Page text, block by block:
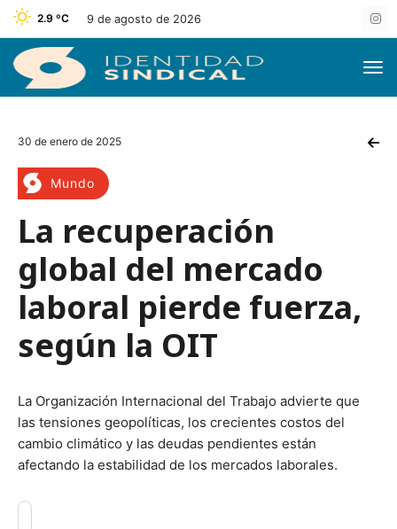
2.9 ºC 9 de agosto de 2026
30 de enero de 2025
Mundo
La recuperación
global del mercado
laboral pierde fuerza,
según la OIT
La Organización Internacional del Trabajo advierte que
las tensiones geopolíticas, los crecientes costos del
cambio climático y las deudas pendientes están
afectando la estabilidad de los mercados laborales.